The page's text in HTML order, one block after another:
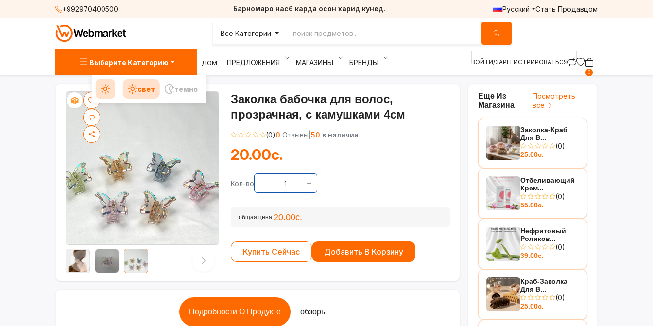
+992970400500 Барномаро насб карда осон харид кунед. Русский Стать Продавцом
Все Категории
Выберите Категорию ДОМ ПРЕДЛОЖЕНИЯ МАГАЗИНЫ БРЕНДЫ ВОЙТИ/ЗАРЕГИСТРИРОВАТЬСЯ
0
свет темно
Заколка бабочка для волос,
прозрачная, с камушками 4см
(0)0 Отзывы 50 в наличии
20.00с.
Кол-во
общая цена:20.00с.
Купить Сейчас Добавить В Корзину
Подробности О Продукте обзоры
Еще Из
Магазина
Посмотреть
все
Заколка-Краб
Для В...
(0)
25.00с.
Отбеливающий
Крем...
(0)
55.00с.
Нефритовый
Роликов...
(0)
39.00с.
Краб-Заколка
Для В...
(0)
25.00с.